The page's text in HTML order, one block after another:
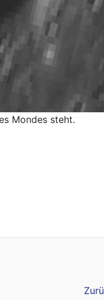
Mondes steht.